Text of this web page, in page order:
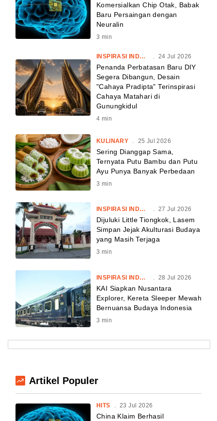
Komersialkan Chip Otak, Babak
Baru Persaingan dengan
Neuralin
3 min
INSPIRASI INDONESIA . 24 Jul 2026
Penanda Perbatasan Baru DIY
Segera Dibangun, Desain
"Cahaya Pradipta" Terinspirasi
Cahaya Matahari di
Gunungkidul
4 min
KULINARY . 25 Jul 2026
Sering Dianggap Sama,
Ternyata Putu Bambu dan Putu
Ayu Punya Banyak Perbedaan
3 min
INSPIRASI INDONESIA . 27 Jul 2026
Dijuluki Little Tiongkok, Lasem
Simpan Jejak Akulturasi Budaya
yang Masih Terjaga
3 min
INSPIRASI INDONESIA 28 Jul 2026
KAI Siapkan Nusantara
Explorer, Kereta Sleeper Mewah
Bernuansa Budaya Indonesia
3 min
Artikel Populer
HITS 23 Jul 2026
China Klaim Berhasil